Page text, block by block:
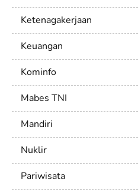
Ketenagakerjaan
Keuangan
Kominfo
Mabes TNI
Mandiri
Nuklir
Pariwisata